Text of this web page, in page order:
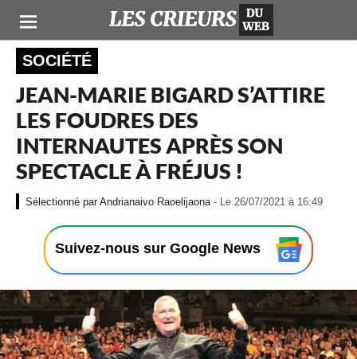
SOCIÉTÉ
JEAN-MARIE BIGARD S’ATTIRE
LES FOUDRES DES
INTERNAUTES APRÈS SON
SPECTACLE À FRÉJUS !
Andrianaivo Raoelijaona - Le 26/07/2021 à 16:49
0
/
2
0
Suivez-nous sur Google News